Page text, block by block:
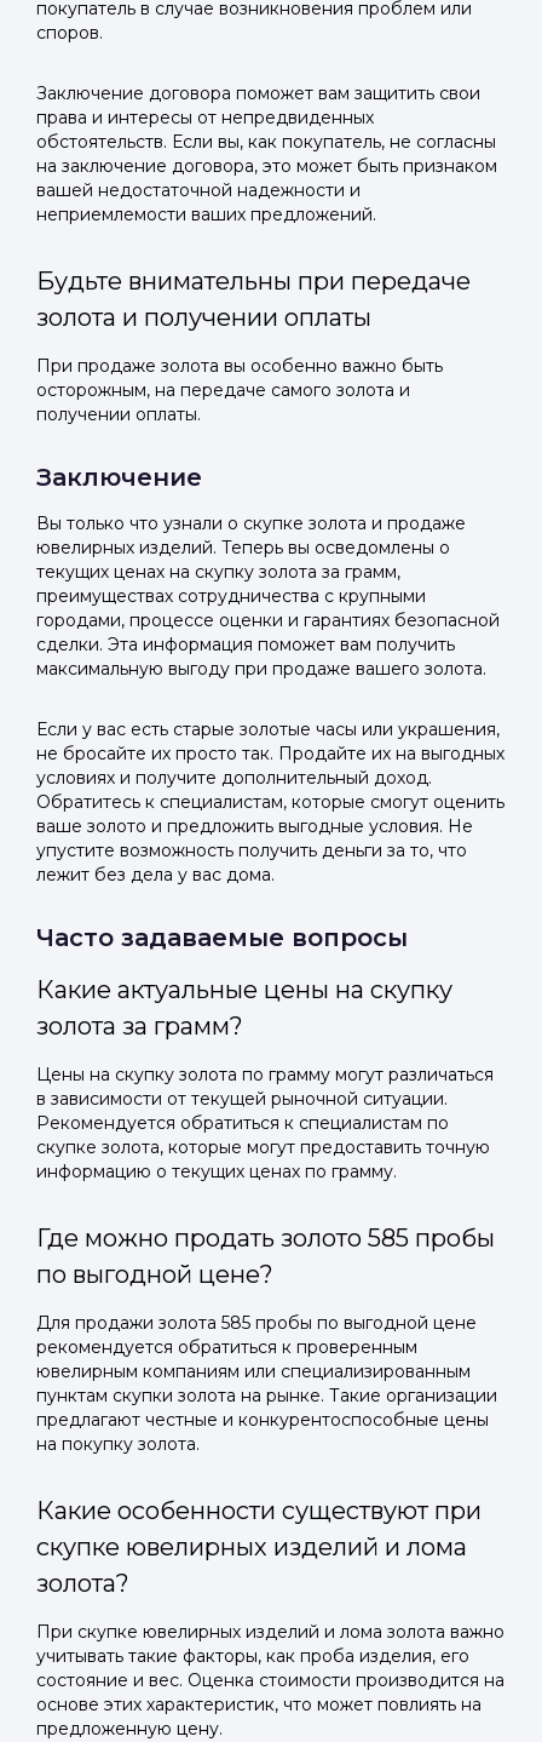
покупатель в случае возникновения проблем или
споров.
Заключение договора поможет вам защитить свои
права и интересы от непредвиденных
обстоятельств. Если вы, как покупатель, не согласны
на заключение договора, это может быть признаком
вашей недостаточной надежности и
неприемлемости ваших предложений.
Будьте внимательны при передаче
золота и получении оплаты
При продаже золота вы особенно важно быть
осторожным, на передаче самого золота и
получении оплаты.
Заключение
Вы только что узнали о скупке золота и продаже
ювелирных изделий. Теперь вы осведомлены о
текущих ценах на скупку золота за грамм,
преимуществах сотрудничества с крупными
городами, процессе оценки и гарантиях безопасной
сделки. Эта информация поможет вам получить
максимальную выгоду при продаже вашего золота.
Если у вас есть старые золотые часы или украшения,
не бросайте их просто так. Продайте их на выгодных
условиях и получите дополнительный доход.
Обратитесь к специалистам, которые смогут оценить
ваше золото и предложить выгодные условия. Не
упустите возможность получить деньги за то, что
лежит без дела у вас дома.
Часто задаваемые вопросы
Какие актуальные цены на скупку
золота за грамм?
Цены на скупку золота по грамму могут различаться
в зависимости от текущей рыночной ситуации.
Рекомендуется обратиться к специалистам по
скупке золота, которые могут предоставить точную
информацию о текущих ценах по грамму.
Где можно продать золото 585 пробы
по выгодной цене?
Для продажи золота 585 пробы по выгодной цене
рекомендуется обратиться к проверенным
ювелирным компаниям или специализированным
пунктам скупки золота на рынке. Такие организации
предлагают честные и конкурентоспособные цены
на покупку золота.
Какие особенности существуют при
скупке ювелирных изделий и лома
золота?
При скупке ювелирных изделий и лома золота важно
учитывать такие факторы, как проба изделия, его
состояние и вес. Оценка стоимости производится на
основе этих характеристик, что может повлиять на
предложенную цену.